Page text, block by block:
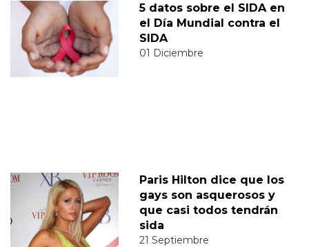
5 datos sobre el SIDA en
el Día Mundial contra el
SIDA
01 Diciembre
Paris Hilton dice que los
gays son asquerosos y
que casi todos tendrán
sida
21 Septiembre